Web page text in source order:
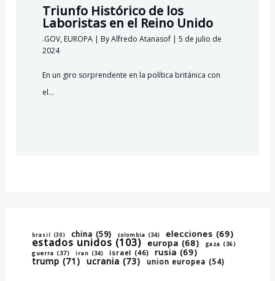
brasil (30) china (59) colombia (34) elecciones (69)
estados unidos (103) europa (68) gaza (36)
guerra (37) iran (34) israel (46) rusia (69)
trump (71) ucrania (73) union europea (54)
Triunfo Histórico de los
Laboristas en el Reino Unido
.GOV, EUROPA| ByAlfredo Atanasof | 5 de julio de
2024
En un giro sorprendente en la política británica con
el…